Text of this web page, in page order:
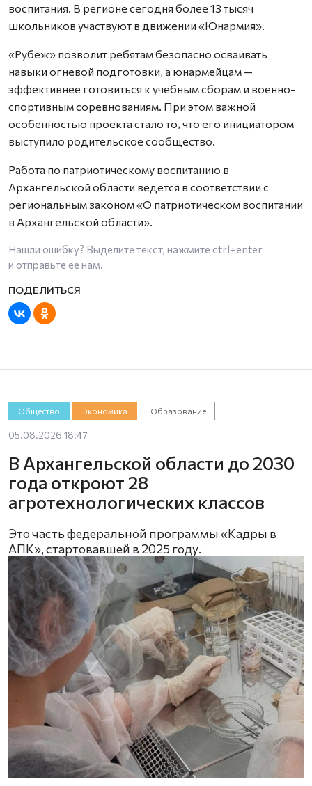
воспитания. В регионе сегодня более 13 тысяч
школьников участвуют в движении «Юнармия».
«Рубеж» позволит ребятам безопасно осваивать
навыки огневой подготовки, а юнармейцам —
эффективнее готовиться к учебным сборам и военно-
спортивным соревнованиям. При этом важной
особенностью проекта стало то, что его инициатором
выступило родительское сообщество.
Работа по патриотическому воспитанию в
Архангельской области ведется в соответствии с
региональным законом «О патриотическом воспитании
в Архангельской области».
Нашли ошибку? Выделите текст, нажмите ctrl+enter
и отправьте ее нам.
Общество Экономика Образование
05.08.2026 18:47
В Архангельской области до 2030
года откроют 28
агротехнологических классов
Это часть федеральной программы «Кадры в
АПК», стартовавшей в 2025 году.